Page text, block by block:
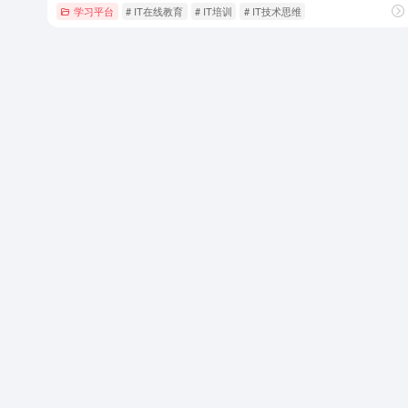
学习平台 # IT在线教育 # IT培训 # IT技术思维